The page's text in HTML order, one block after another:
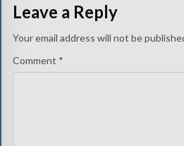
Leave a Reply
Your email address will not be
Comment *